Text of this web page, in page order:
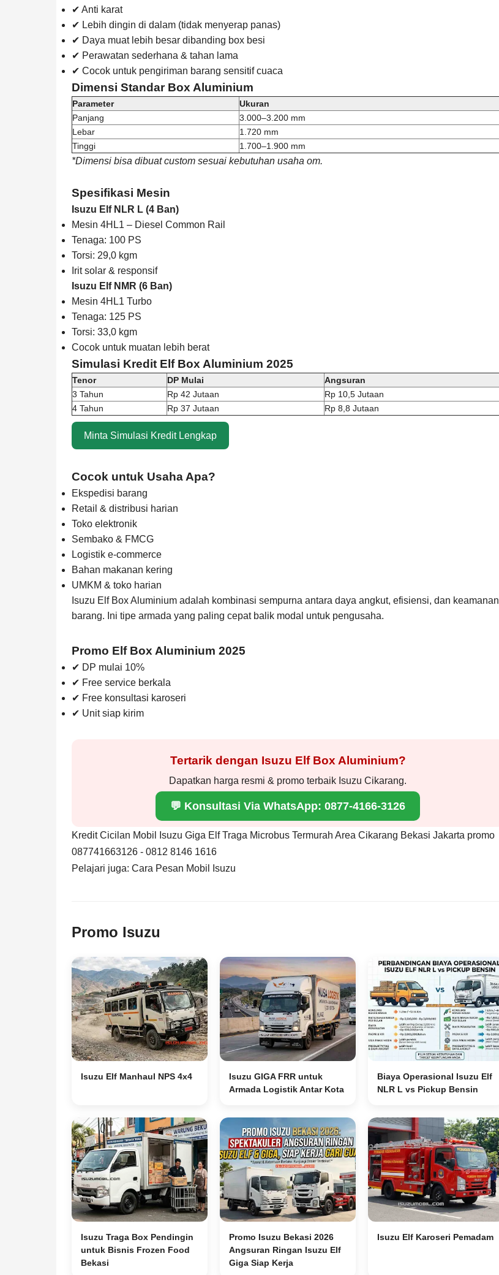
✔ Anti karat
✔ Lebih dingin di dalam (tidak menyerap panas)
✔ Daya muat lebih besar dibanding box besi
✔ Perawatan sederhana & tahan lama
✔ Cocok untuk pengiriman barang sensitif cuaca
Dimensi Standar Box Aluminium
Parameter
Ukuran
Panjang
3.000–3.200 mm
Lebar
1.720 mm
Tinggi
1.700–1.900 mm
*Dimensi bisa dibuat custom sesuai kebutuhan usaha om.
Spesifikasi Mesin
Isuzu Elf NLR L (4 Ban)
Mesin 4HL1 – Diesel Common Rail
Tenaga: 100 PS
Torsi: 29,0 kgm
Irit solar & responsif
Isuzu Elf NMR (6 Ban)
Mesin 4HL1 Turbo
Tenaga: 125 PS
Torsi: 33,0 kgm
Cocok untuk muatan lebih berat
Simulasi Kredit Elf Box Aluminium 2025
Tenor DP Mulai
Angsuran
3 Tahun
Rp 42 Jutaan
Rp 10,5 Jutaan
4 Tahun
Rp 37 Jutaan Rp 8,8 Jutaan
Minta Simulasi Kredit Lengkap
Cocok untuk Usaha Apa?
Ekspedisi barang
Retail & distribusi harian
Toko elektronik
Sembako & FMCG
Logistik e-commerce
Bahan makanan kering
UMKM & toko harian
Isuzu Elf Box Aluminium adalah kombinasi sempurna antara daya angkut, efisiensi, dan keamanan
barang. Ini tipe armada yang paling cepat balik modal untuk pengusaha.
Promo Elf Box Aluminium 2025
✔ DP mulai 10%
✔ Free service berkala
✔ Free konsultasi karoseri
✔ Unit siap kirim
Tertarik dengan Isuzu Elf Box Aluminium?
Dapatkan harga resmi & promo terbaik Isuzu Cikarang.
💬 Konsultasi Via WhatsApp: 0877-4166-3126
Kredit Cicilan Mobil Isuzu Giga Elf Traga Microbus Termurah Area Cikarang Bekasi Jakarta promo
087741663126 - 0812 8146 1616
Pelajari juga: Cara Pesan Mobil Isuzu
Promo Isuzu
Isuzu Elf Manhaul NPS 4x4
Isuzu GIGA FRR untuk
Armada Logistik Antar Kota
Biaya Operasional Isuzu Elf
NLR L vs Pickup Bensin
Isuzu Traga Box Pendingin
untuk Bisnis Frozen Food
Bekasi
Promo Isuzu Bekasi 2026
Angsuran Ringan Isuzu Elf
Giga Siap Kerja
Isuzu Elf Karoseri Pemadam